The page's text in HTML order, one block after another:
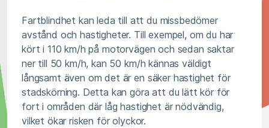
Fartblindhet kan leda till att du missbedömer
avstånd och hastigheter. Till exempel, om du har
kört i 110 km/h på motorvägen och sedan saktar
ner till 50 km/h, kan 50 km/h kännas väldigt
långsamt även om det är en säker hastighet för
stadskörning. Detta kan göra att du lätt kör för
fort i områden där låg hastighet är nödvändig,
vilket ökar risken för olyckor.